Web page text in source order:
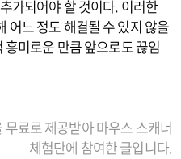
가되어야 할 것이다. 이러한
어느 정도 해결될 수 있지 않을
미로운 만큼 앞으로도 끊임
료로 제공받아 마우스 스캐너
체험단에 참여한 글입니다.